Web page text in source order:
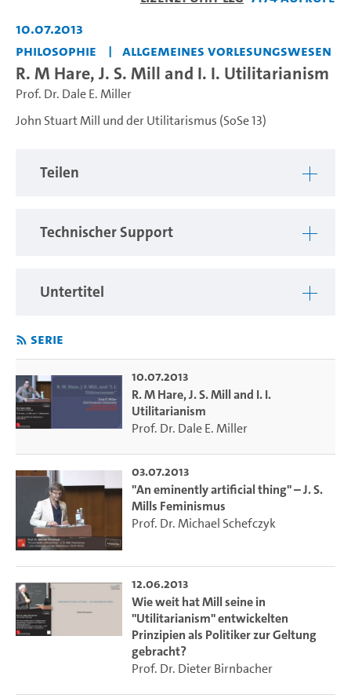
10.07.2013
Philosophie
Allgemeines Vorlesungswesen
R. M Hare, J. S. Mill and I. I. Utilitarianism
Prof. Dr. Dale E. Miller
John Stuart Mill und der Utilitarismus (SoSe 13)
Teilen
Technischer Support
Untertitel
Serie
10.07.2013
R. M Hare, J. S. Mill and I. I.
Utilitarianism
Prof. Dr. Dale E. Miller
03.07.2013
"An eminently artificial thing" – J. S.
Mills Feminismus
Prof. Dr. Michael Schefczyk
12.06.2013
Wie weit hat Mill seine in
"Utilitarianism" entwickelten
Prinzipien als Politiker zur Geltung
gebracht?
Prof. Dr. Dieter Birnbacher